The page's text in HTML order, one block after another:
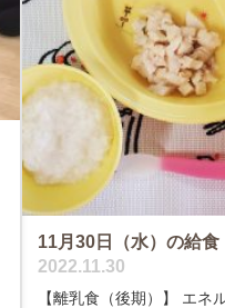
11月30日（水）の給食
2022.11.30
【離乳食（後期）】 エ